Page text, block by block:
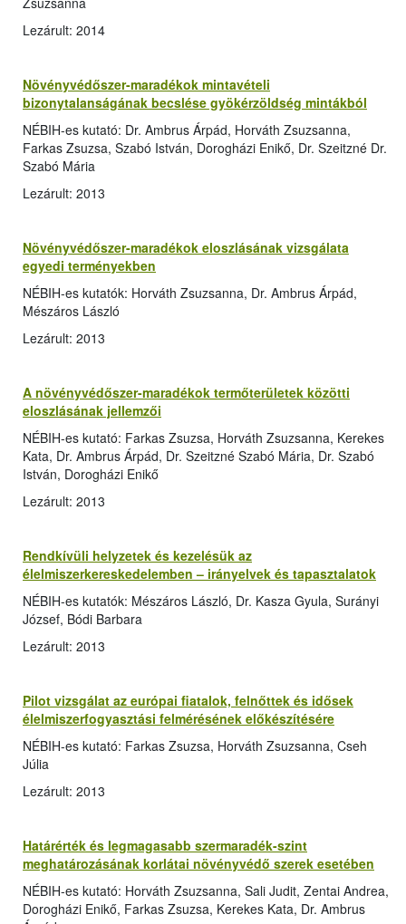
Lezárult: 2014
Növényvédőszer-maradékok mintavételi
bizonytalanságának becslése gyökérzöldség mintákból
NÉBIH-es kutató: Dr. Ambrus Árpád, Horváth Zsuzsanna,
Farkas Zsuzsa, Szabó István, Dorogházi Enikő, Dr. Szeitzné Dr.
Szabó Mária
Lezárult: 2013
Növényvédőszer-maradékok eloszlásának vizsgálata
egyedi terményekben
NÉBIH-es kutatók: Horváth Zsuzsanna, Dr. Ambrus Árpád,
Mészáros László
Lezárult: 2013
A növényvédőszer-maradékok termőterületek közötti
eloszlásának jellemzői
NÉBIH-es kutató: Farkas Zsuzsa, Horváth Zsuzsanna, Kerekes
Kata, Dr. Ambrus Árpád, Dr. Szeitzné Szabó Mária, Dr. Szabó
István, Dorogházi Enikő
Lezárult: 2013
Rendkívüli helyzetek és kezelésük az
élelmiszerkereskedelemben – irányelvek és tapasztalatok
NÉBIH-es kutatók: Mészáros László, Dr. Kasza Gyula, Surányi
József, Bódi Barbara
Lezárult: 2013
Pilot vizsgálat az európai fiatalok, felnőttek és idősek
élelmiszerfogyasztási felmérésének előkészítésére
NÉBIH-es kutató: Farkas Zsuzsa, Horváth Zsuzsanna, Cseh
Júlia
Lezárult: 2013
Határérték és legmagasabb szermaradék-szint
meghatározásának korlátai növényvédő szerek esetében
NÉBIH-es kutató: Horváth Zsuzsanna, Sali Judit, Zentai Andrea,
Dorogházi Enikő, Farkas Zsuzsa, Kerekes Kata, Dr. Ambrus